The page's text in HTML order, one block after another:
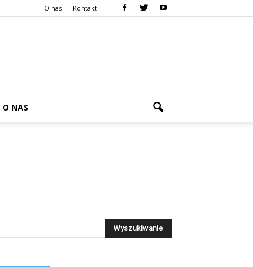
O nas Kontakt
O NAS